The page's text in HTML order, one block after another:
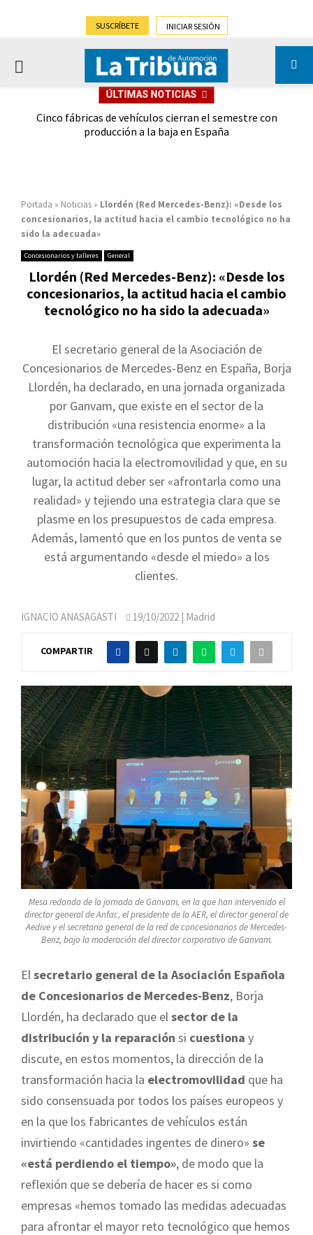
SUSCRÍBETE INICIAR SESIÓN
PRIMARY
ÚLTIMAS NOTICIAS
Cinco fábricas de vehículos cierran el semestre con
producción a la baja en España
Portada » Noticias » Llordén (Red Mercedes-Benz): «Desde los
concesionarios, la actitud hacia el cambio tecnológico no ha
sido la adecuada»
Concesionarios y talleres General
Llordén (Red Mercedes-Benz): «Desde los
concesionarios, la actitud hacia el cambio
tecnológico no ha sido la adecuada»
El secretario general de la Asociación de
Concesionarios de Mercedes-Benz en España, Borja
Llordén, ha declarado, en una jornada organizada
por Ganvam, que existe en el sector de la
distribución «una resistencia enorme» a la
transformación tecnológica que experimenta la
automoción hacia la electromovilidad y que, en su
lugar, la actitud deber ser «afrontarla como una
realidad» y tejiendo una estrategia clara que se
plasme en los presupuestos de cada empresa.
Además, lamentó que en los puntos de venta se
está argumentando «desde el miedo» a los
clientes.
IGNACIO ANASAGASTI 19/10/2022 | Madrid
COMPARTIR
Mesa redonda de la jornada de Ganvam, en la que han intervenido el
director general de Anfac, el presidente de la AER, el director general de
Aedive y el secretario general de la red de concesionarios de Mercedes-
Benz, bajo la moderación del director corporativo de Ganvam.
Elsecretario general de la Asociación Española
de Concesionarios de Mercedes-Benz, Borja
Llordén, ha declarado que elsector de la
distribución y la reparación si cuestiona y
discute, en estos momentos, la dirección de la
transformación hacia la electromovilidad que ha
sido consensuada por todos los países europeos y
en la que los fabricantes de vehículos están
invirtiendo «cantidades ingentes de dinero» se
«está perdiendo el tiempo», de modo que la
reflexión que se debería de hacer es si como
empresas «hemos tomado las medidas adecuadas
para afrontar el mayor reto tecnológico que hemos